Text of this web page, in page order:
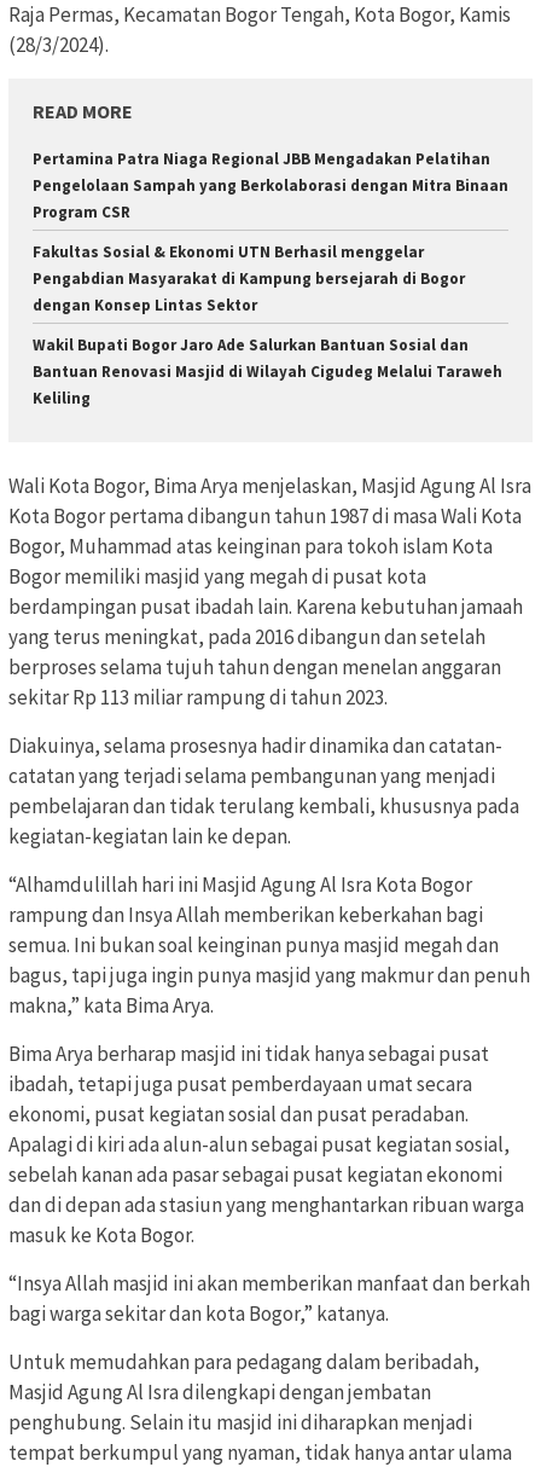
Raja Permas, Kecamatan Bogor Tengah, Kota Bogor, Kamis
(28/3/2024).
READ MORE
Pertamina Patra Niaga Regional JBB Mengadakan Pelatihan
Pengelolaan Sampah yang Berkolaborasi dengan Mitra Binaan
Program CSR
Fakultas Sosial & Ekonomi UTN Berhasil menggelar
Pengabdian Masyarakat di Kampung bersejarah di Bogor
dengan Konsep Lintas Sektor
Wakil Bupati Bogor Jaro Ade Salurkan Bantuan Sosial dan
Bantuan Renovasi Masjid di Wilayah Cigudeg Melalui Taraweh
Keliling
Wali Kota Bogor, Bima Arya menjelaskan, Masjid Agung Al Isra
Kota Bogor pertama dibangun tahun 1987 di masa Wali Kota
Bogor, Muhammad atas keinginan para tokoh islam Kota
Bogor memiliki masjid yang megah di pusat kota
berdampingan pusat ibadah lain. Karena kebutuhan jamaah
yang terus meningkat, pada 2016 dibangun dan setelah
berproses selama tujuh tahun dengan menelan anggaran
sekitar Rp 113 miliar rampung di tahun 2023.
Diakuinya, selama prosesnya hadir dinamika dan catatan-
catatan yang terjadi selama pembangunan yang menjadi
pembelajaran dan tidak terulang kembali, khususnya pada
kegiatan-kegiatan lain ke depan.
“Alhamdulillah hari ini Masjid Agung Al Isra Kota Bogor
rampung dan Insya Allah memberikan keberkahan bagi
semua. Ini bukan soal keinginan punya masjid megah dan
bagus, tapi juga ingin punya masjid yang makmur dan penuh
makna,” kata Bima Arya.
Bima Arya berharap masjid ini tidak hanya sebagai pusat
ibadah, tetapi juga pusat pemberdayaan umat secara
ekonomi, pusat kegiatan sosial dan pusat peradaban.
Apalagi di kiri ada alun-alun sebagai pusat kegiatan sosial,
sebelah kanan ada pasar sebagai pusat kegiatan ekonomi
dan di depan ada stasiun yang menghantarkan ribuan warga
masuk ke Kota Bogor.
“Insya Allah masjid ini akan memberikan manfaat dan berkah
bagi warga sekitar dan kota Bogor,” katanya.
Untuk memudahkan para pedagang dalam beribadah,
Masjid Agung Al Isra dilengkapi dengan jembatan
penghubung. Selain itu masjid ini diharapkan menjadi
tempat berkumpul yang nyaman, tidak hanya antar ulama